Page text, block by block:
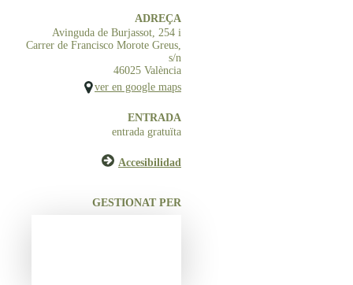
ADREÇA
Avinguda de Burjassot, 254 i
Carrer de Francisco Morote Greus,
s/n
46025 València
ver en google maps
ENTRADA
entrada gratuïta
Accesibilidad
GESTIONAT PER